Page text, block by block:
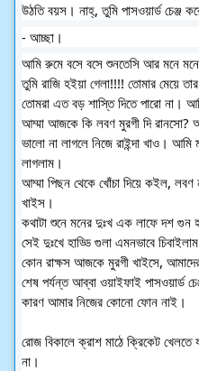
উঠতি বয়স। নাহ্, তুমি পাসওয়ার্ড চেঞ্জ
- আচ্ছা।
আমি রুমে বসে বসে শুনতেসি আর মনে
তুমি রাজি হইয়া গেলা!!!! তোমার মেয়ে
তোমরা এত বড় শাস্তি দিতে পারো না।
আম্মা আজকে কি লবণ মুরগী দি রানসো?
ভালো না লাগলে নিজে রাইন্দা খাও।
লাগলাম।
আম্মা পিছন থেকে খোঁচা দিয়ে কইল, লবণ
খাইস।
কথাটা শুনে মনের দুঃখ এক লাফে দশ গুন
সেই দুঃখে হাড্ডি গুলা এমনভাবে
কোন রাক্ষস আজকে মুরগী খাইসে, আমাদের
শেষ পর্যন্ত আব্বা ওয়াইফাই পাসওয়ার্ড
কারণ আমার নিজের কোনো ফোন নাই।
রোজ বিকালে ক্রাশ মাঠে ক্রিকেট
না।